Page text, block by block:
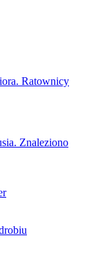
Ratownicy
Znaleziono